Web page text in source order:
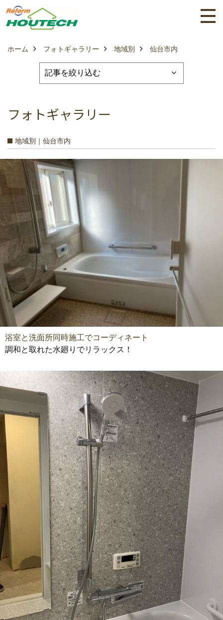
ホーム フォトギャラリー 地域別 仙台市内
フォトギャラリー
地域別｜仙台市内
浴室と洗面所同時施工でコーディネート
調和と取れた水廻りでリラックス！